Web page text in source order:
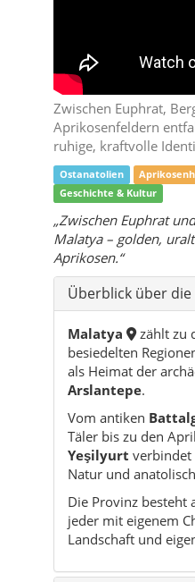
Zwischen Euphrat,
Aprikosenfeldern
ruhige, kraftvolle
Ostanatolien
Geschichte & Kultur
„Zwischen Euphrat
Malatya – golden,
Aprikosen.“
Überblick über
Malatya
zählt zu
besiedelten
als Heimat der
Arslantepe.
Vom antiken
Täler bis zu den
Yeşilyurt verbindet
Natur und
Die Provinz besteht
jeder mit eigenem
Landschaft und